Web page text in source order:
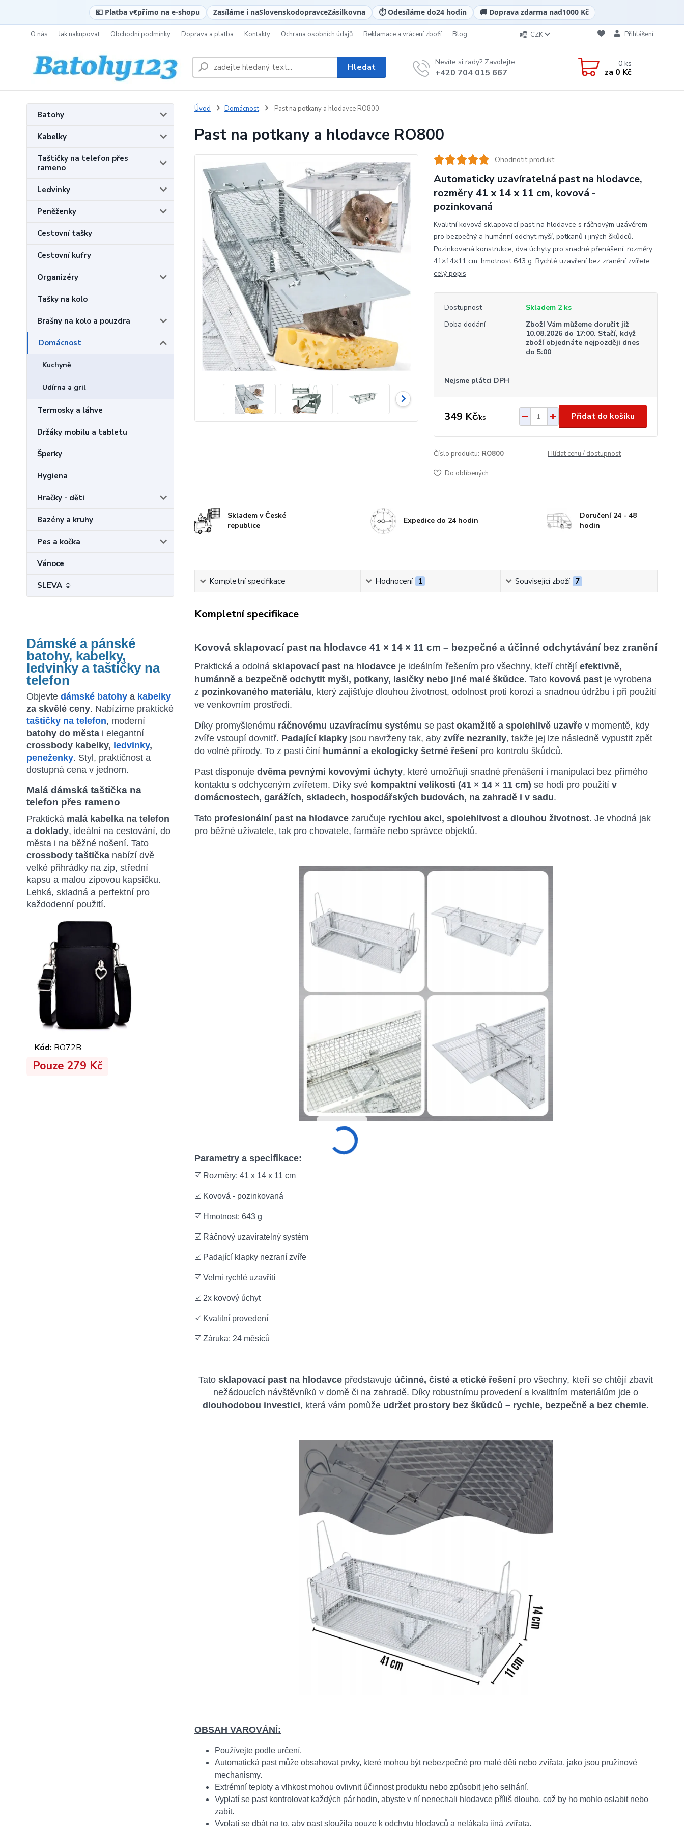
💶 Platba v€přímo na e-shopu Zasíláme i naSlovenskodopravceZásilkovna ⏱️ Odesíláme do24 hodin 🚚 Doprava zdarma nad1000 Kč
O nás Jak nakupovat Obchodní podmínky Doprava a platba Kontakty Ochrana osobních údajů Reklamace a vrácení zboží Blog CZK Přihlášení
Hledat Nevíte si rady? Zavolejte.
+420 704 015 667
0ks
za 0 Kč
Batohy
Kabelky
Taštičky na telefon přes
rameno
Ledvinky
Peněženky
Cestovní tašky
Cestovní kufry
Organizéry
Tašky na kolo
Brašny na kolo a pouzdra
Domácnost
Kuchyně
Udírna a gril
Termosky a láhve
Držáky mobilu a tabletu
Šperky
Hygiena
Hračky - děti
Bazény a kruhy
Pes a kočka
Vánoce
SLEVA ☺
Dámské a pánské
batohy, kabelky,
ledvinky a taštičky na
telefon
Objevte dámské batohy a kabelky
za skvělé ceny. Nabízíme praktické
taštičky na telefon, moderní
batohy do města i elegantní
crossbody kabelky, ledvinky,
peneženky. Styl, praktičnost a
dostupná cena v jednom.
Malá dámská taštička na
telefon přes rameno
Praktická malá kabelka na telefon
a doklady, ideální na cestování, do
města i na běžné nošení. Tato
crossbody taštička nabízí dvě
velké přihrádky na zip, střední
kapsu a malou zipovou kapsičku.
Lehká, skladná a perfektní pro
každodenní použití.
Kód: RO72B
Pouze 279 Kč
Úvod Domácnost Past na potkany a hlodavce RO800
Past na potkany a hlodavce RO800
Ohodnotit produkt
Automaticky uzavíratelná past na hlodavce,
rozměry 41 x 14 x 11 cm, kovová -
pozinkovaná
Kvalitní kovová sklapovací past na hlodavce s ráčnovým uzávěrem
pro bezpečný a humánní odchyt myší, potkanů i jiných škůdců.
Pozinkovaná konstrukce, dva úchyty pro snadné přenášení, rozměry
41×14×11 cm, hmotnost 643 g. Rychlé uzavření bez zranění zvířete.
celý popis
Dostupnost
Skladem 2 ks
Doba dodání
Zboží Vám můžeme doručit již
10.08.2026 do 17:00. Stačí, když
zboží objednáte nejpozději dnes
do 5:00
Nejsme plátci DPH
349 Kč/ks Přidat do košíku
Číslo produktu: RO800 Hlídat cenu / dostupnost
Do oblíbených
Skladem v České
republice
Expedice do 24 hodin
Doručení 24 - 48
hodin
Kompletní specifikace Hodnocení 1 Související zboží 7
Kompletní specifikace
Kovová sklapovací past na hlodavce 41 × 14 × 11 cm – bezpečné a účinné odchytávání bez zranění
Praktická a odolná sklapovací past na hlodavceje ideálním řešením pro všechny, kteří chtějí efektivně,
humánně a bezpečně odchytit myši, potkany, lasičky nebo jiné malé škůdce. Tato kovová pastje vyrobena
z pozinkovaného materiálu, který zajišťuje dlouhou životnost, odolnost proti korozi a snadnou údržbu i při použití
ve venkovním prostředí.
Díky promyšlenému ráčnovému uzavíracímu systému se past okamžitě a spolehlivě uzavřev momentě, kdy
zvíře vstoupí dovnitř. Padající klapkyjsou navrženy tak, aby zvíře nezranily, takže jej lze následně vypustit zpět
do volné přírody. To z pasti činí humánní a ekologicky šetrné řešenípro kontrolu škůdců.
Past disponuje dvěma pevnými kovovými úchyty, které umožňují snadné přenášení i manipulaci bez přímého
kontaktu s odchyceným zvířetem. Díky své kompaktní velikosti (41 × 14 × 11 cm) se hodí pro použití v
domácnostech, garážích, skladech, hospodářských budovách, na zahradě i v sadu.
Tato profesionální past na hlodavcezaručuje rychlou akci, spolehlivost a dlouhou životnost. Je vhodná jak
pro běžné uživatele, tak pro chovatele, farmáře nebo správce objektů.
Parametry a specifikace:
☑️ Rozměry: 41 x 14 x 11 cm
☑️ Kovová - pozinkovaná
☑️ Hmotnost: 643 g
☑️ Ráčnový uzavíratelný systém
☑️ Padající klapky nezraní zvíře
☑️ Velmi rychlé uzavřítí
☑️ 2x kovový úchyt
☑️ Kvalitní provedení
☑️ Záruka: 24 měsíců
Tatosklapovací past na hlodavce představuje účinné, čisté a etické řešení pro všechny, kteří se chtějí zbavit
nežádoucích návštěvníků v domě či na zahradě. Díky robustnímu provedení a kvalitním materiálům jde o
dlouhodobou investici, která vám pomůže udržet prostory bez škůdců – rychle, bezpečně a bez chemie.
OBSAH VAROVÁNÍ:
Používejte podle určení.
Automatická past může obsahovat prvky, které mohou být nebezpečné pro malé děti nebo zvířata, jako jsou pružinové
mechanismy.
Extrémní teploty a vlhkost mohou ovlivnit účinnost produktu nebo způsobit jeho selhání.
Vyplatí se past kontrolovat každých pár hodin, abyste v ní nenechali hlodavce příliš dlouho, což by ho mohlo oslabit nebo
zabít.
Vyplatí se dbát na to, aby past sloužila pouze k odchytu hlodavců a nelákala jiná zvířata.